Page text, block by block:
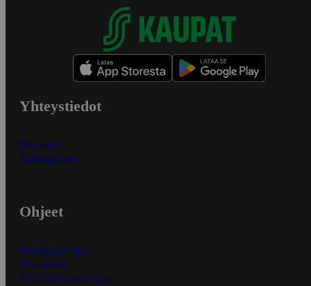
Yhteystiedot
Myymälät
Asiakaspalvelu
Ohjeet
Ensitilaajan ohjeet
Näin maksat
Näin tilaat ja muokkaat